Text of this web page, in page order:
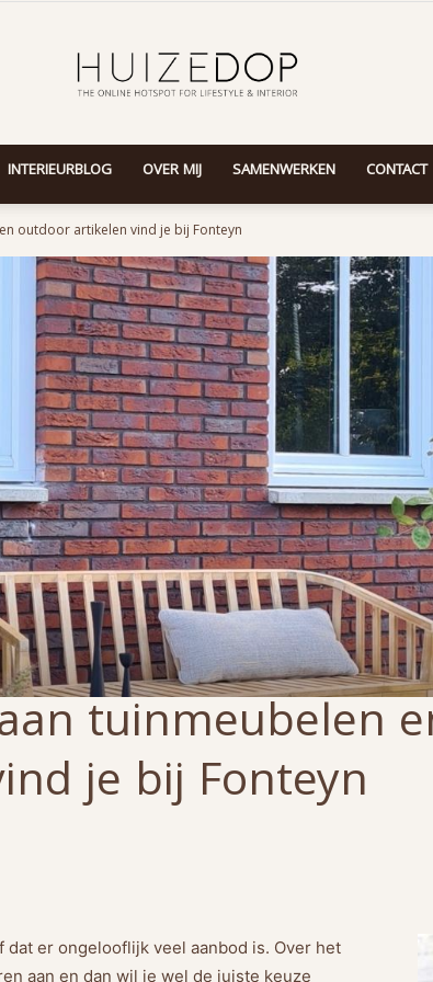
INTERIEURBLOG OVER MIJ SAMENWERKEN CONTACT
outdoor artikelen vind je bij Fonteyn
tuinmeubelen
je bij Fonteyn
dat er ongelooflijk veel aanbod is. Over het
aan en dan wil je wel de juiste keuze